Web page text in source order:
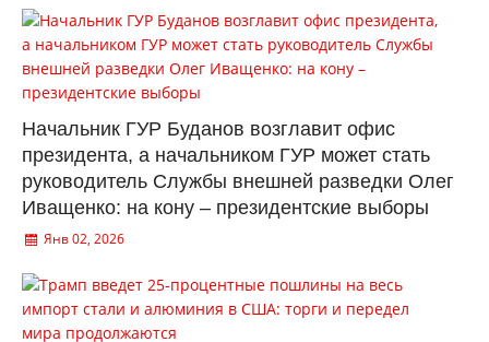
Начальник ГУР Буданов возглавит офис
президента, а начальником ГУР может стать
руководитель Службы внешней разведки Олег
Иващенко: на кону – президентские выборы
Янв 02, 2026